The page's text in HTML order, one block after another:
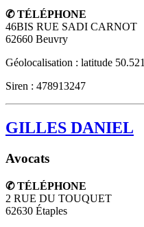
✆ TÉLÉPHONE
46BIS RUE SADI CARNOT
62660 Beuvry
Géolocalisation : latitude
Siren : 478913247
GILLES DANIEL
Avocats
✆ TÉLÉPHONE
2 RUE DU TOUQUET
62630 Étaples